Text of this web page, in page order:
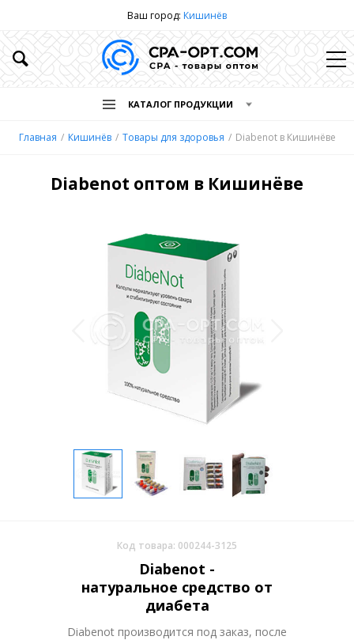
Ваш город: Кишинёв
КАТАЛОГ ПРОДУКЦИИ
Главная Кишинёв Товары для здоровья Diabenot в Кишинёве
Diabenot оптом в Кишинёве
Код товара: 000244-3125
Diabenot -
натуральное средство от
диабета
Diabenot производится под заказ, после